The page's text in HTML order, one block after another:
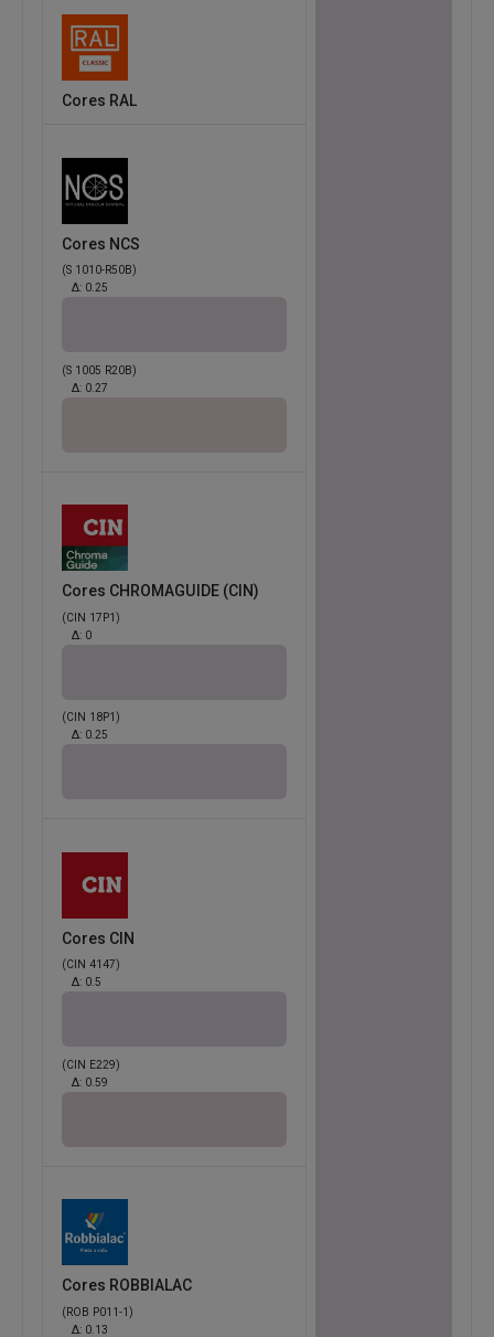
Cores RAL
Cores NCS
(S 1010-R50B)
Δ: 0.25
(S 1005 R20B)
Δ: 0.27
Cores CHROMAGUIDE (CIN)
(CIN 17P1)
Δ: 0
(CIN 18P1)
Δ: 0.25
Cores CIN
(CIN 4147)
Δ: 0.5
(CIN E229)
Δ: 0.59
Cores ROBBIALAC
(ROB P011-1)
Δ: 0.13